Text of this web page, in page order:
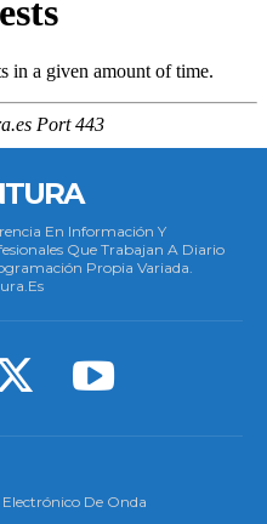
En Información Y
Que Trabajan A Diario
Propia Variada.
De Onda